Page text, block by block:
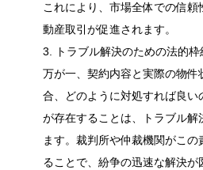
これにより、市場全体での信頼
動産取引が促進されます。
3. トラブル解決のための法的枠
万が一、契約内容と実際の物件
合、どのように対処すれば良い
が存在することは、トラブル解
ます。裁判所や仲裁機関がこの
ることで、紛争の迅速な解決が